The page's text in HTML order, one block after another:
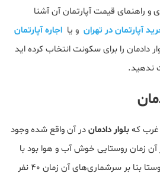
و راهنمای قیمت آپارتمان آن آشنا
آپارتمان در تهران و یا اجاره آپارتمان
دادمان را برای سکونت انتخاب کرده اید
ندهید.
بلوار دادماندر آن واقع شده وجود
زمان روستایی خوش آب و هوا بود با
نام خوردین. ساکنین این روستا بنا بر سرشماری‌های آن زمان ۴۰ نفر